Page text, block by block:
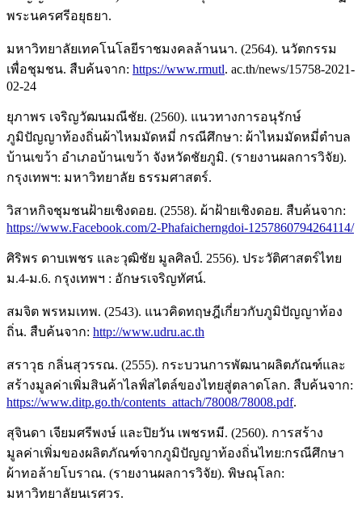
พระนครศรีอยุธยา.
มหาวิทยาลัยเทคโนโลยีราชมงคลล้านนา. (2564). นวัตกรรม
เพื่อชุมชน. สืบค้นจาก: https://www.rmutl. ac.th/news/15758-2021-
02-24
ยุภาพร เจริญวัฒนมณีชัย. (2560). แนวทางการอนุรักษ์
ภูมิปัญญาท้องถิ่นผ้าไหมมัดหมี่ กรณีศึกษา: ผ้าไหมมัดหมี่ตำบล
บ้านเขว้า อำเภอบ้านเขว้า จังหวัดชัยภูมิ. (รายงานผลการวิจัย).
กรุงเทพฯ: มหาวิทยาลัย ธรรมศาสตร์.
วิสาหกิจชุมชนฝ้ายเชิงดอย. (2558). ผ้าฝ้ายเชิงดอย. สืบค้นจาก:
https://www.Facebook.com/2-Phafaicherngdoi-1257860794264114/
ศิริพร ดาบเพชร และวุฒิชัย มูลศิลป์. 2556). ประวัติศาสตร์ไทย
ม.4-ม.6. กรุงเทพฯ : อักษรเจริญทัศน์.
สมจิต พรหมเทพ. (2543). แนวคิดทฤษฎีเกี่ยวกับภูมิปัญญาท้อง
ถิ่น. สืบค้นจาก: http://www.udru.ac.th
สราวุธ กลิ่นสุวรรณ. (2555). กระบวนการพัฒนาผลิตภัณฑ์และ
สร้างมูลค่าเพิ่มสินค้าไลฟ์สไตล์ของไทยสู่ตลาดโลก. สืบค้นจาก:
https://www.ditp.go.th/contents_attach/78008/78008.pdf.
สุจินดา เจียมศรีพงษ์ และปิยวัน เพชรหมี. (2560). การสร้าง
มูลค่าเพิ่มของผลิตภัณฑ์จากภูมิปัญญาท้องถิ่นไทย:กรณีศึกษา
ผ้าทอล้ายโบราณ. (รายงานผลการวิจัย). พิษณุโลก:
มหาวิทยาลัยนเรศวร.